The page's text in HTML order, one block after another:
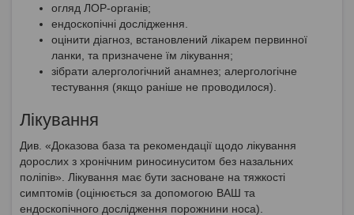
огляд ЛОР-органів;
ендоскопічні дослідження.
оцінити діагноз, встановлений лікарем первинної
ланки, та призначене їм лікування;
зібрати алергологічний анамнез; алергологічне
тестування (якщо раніше не проводилося).
Лікування
Див. «Доказова база та рекомендації щодо лікування
дорослих з хронічним риносинуситом без назальних
поліпів». Лікування має бути засноване на тяжкості
симптомів (оцінюється за допомогою ВАШ та
ендоскопічного дослідження порожнини носа).